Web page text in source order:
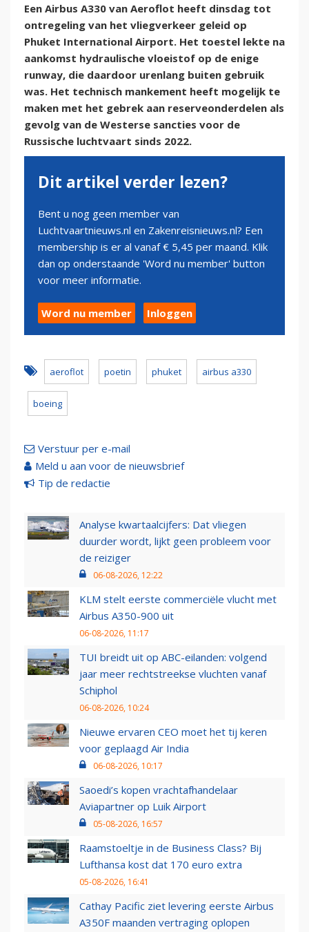
Een Airbus A330 van Aeroflot heeft dinsdag tot
ontregeling van het vliegverkeer geleid op
Phuket International Airport. Het toestel lekte na
aankomst hydraulische vloeistof op de enige
runway, die daardoor urenlang buiten gebruik
was. Het technisch mankement heeft mogelijk te
maken met het gebrek aan reserveonderdelen als
gevolg van de Westerse sancties voor de
Russische luchtvaart sinds 2022.
Dit artikel verder lezen?
Bent u nog geen member van
Luchtvaartnieuws.nl en Zakenreisnieuws.nl? Een
membership is er al vanaf € 5,45 per maand. Klik
dan op onderstaande 'Word nu member' button
voor meer informatie.
Word nu member Inloggen
aeroflot poetin phuket airbus a330
boeing
Verstuur per e-mail
Meld u aan voor de nieuwsbrief
Tip de redactie
Analyse kwartaalcijfers: Dat vliegen
duurder wordt, lijkt geen probleem voor
de reiziger
06-08-2026, 12:22
KLM stelt eerste commerciële vlucht met
Airbus A350-900 uit
06-08-2026, 11:17
TUI breidt uit op ABC-eilanden: volgend
jaar meer rechtstreekse vluchten vanaf
Schiphol
06-08-2026, 10:24
Nieuwe ervaren CEO moet het tij keren
voor geplaagd Air India
06-08-2026, 10:17
Saoedi’s kopen vrachtafhandelaar
Aviapartner op Luik Airport
05-08-2026, 16:57
Raamstoeltje in de Business Class? Bij
Lufthansa kost dat 170 euro extra
05-08-2026, 16:41
Cathay Pacific ziet levering eerste Airbus
A350F maanden vertraging oplopen